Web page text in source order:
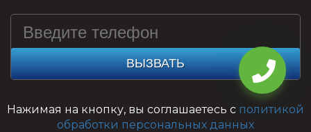
ВЫЗВАТЬ
Нажимая на кнопку, вы соглашаетесь с политикой
обработки персональных данных